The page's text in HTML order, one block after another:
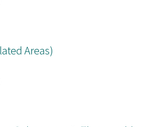
Areas)